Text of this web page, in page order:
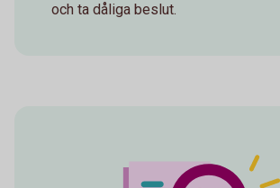
och ta dåliga beslut.